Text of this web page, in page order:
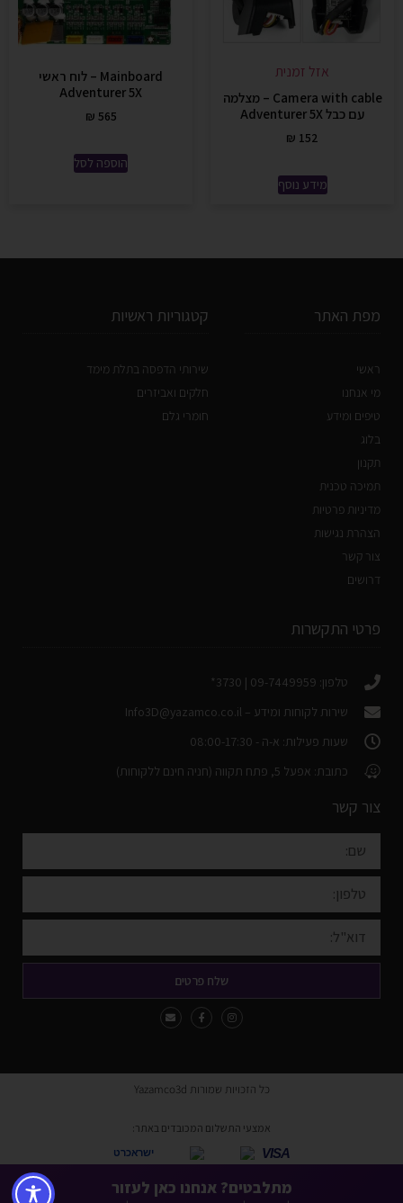
אזל זמנית
Camera with cable – מצלמה
עם כבל Adventurer 5X
₪ 152
מידע נוסף
Mainboard – לוח ראשי
Adventurer 5X
₪ 565
הוספה לסל
מתלבטים? אנחנו כאן לעזור
מפת האתר
ראשי
מי אנחנו
טיפים ומידע
בלוג
תקנון
תמיכה טכנית
מדיניות פרטיות
הצהרת נגישות
צור קשר
דרושים
קטגוריות ראשיות
שירותי הדפסה בתלת מימד
חלקים ואביזרים
חומרי גלם
פרטי התקשרות
טלפון: 09-7449959 | 3730*
שירות לקוחות ומידע – Info3D@yazamco.co.il
שעות פעילות: א-ה - 08:00-17:30
כתובת: אפעל 5, פתח תקווה (חניה חינם ללקוחות)
צור קשר
שלח פרטים
כל הזכויות שמורות Yazamco3d
אמצעי התשלום המכובדים באתר:
VISA
ישראכרט